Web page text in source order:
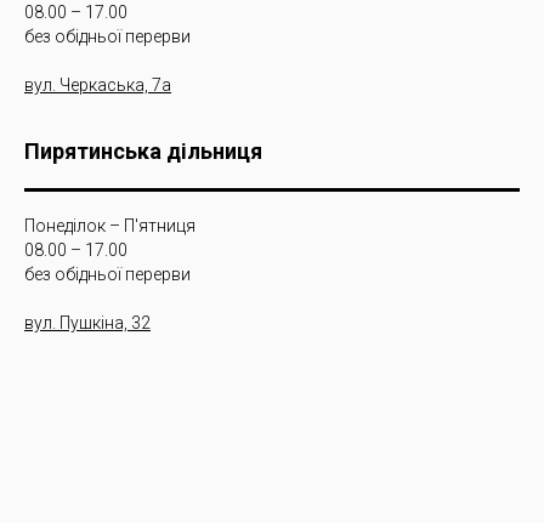
08.00 – 17.00
без обідньої перерви
вул. Черкаська, 7а
Пирятинська дільниця
Понеділок – П'ятниця
08.00 – 17.00
без обідньої перерви
вул. Пушкіна, 32